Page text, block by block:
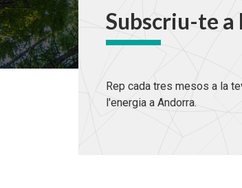
Subscriu-te
Rep cada tres mesos a la
l'energia a Andorra.